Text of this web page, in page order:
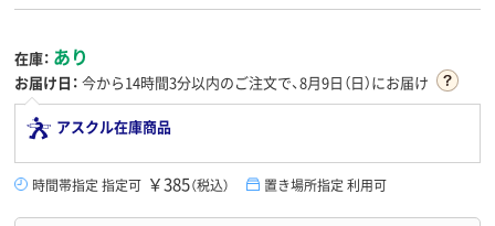
在庫： あり
お届け日： 今から14時間3分以内のご注文で、8月9日（日）にお届け
アスクル在庫商品
時間帯指定 指定可 ￥385（税込） 置き場所指定 利用可